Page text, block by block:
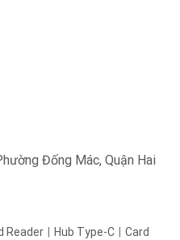
Đống Mác, Quận Hai
Reader Hub Type-C
Card